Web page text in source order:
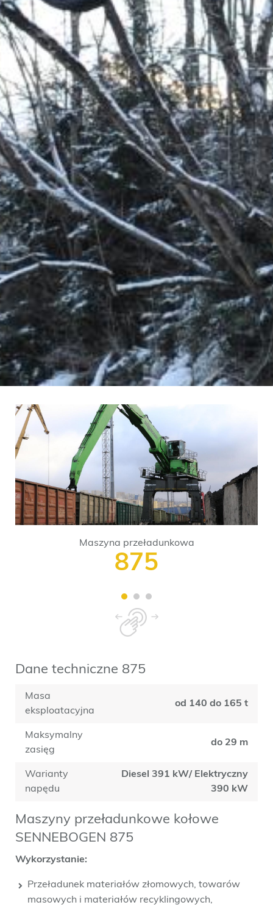
Maszyna przeładunkowa
875
Dane techniczne 875
Masa
eksploatacyjna
od 140 do 165 t
Maksymalny
zasięg
do 29 m
Warianty
napędu
Diesel 391 kW/ Elektryczny
390 kW
Maszyny przeładunkowe kołowe
SENNEBOGEN 875
Wykorzystanie:
Przeładunek materiałów złomowych, towarów
masowych i materiałów recyklingowych,